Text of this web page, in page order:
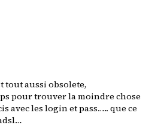
tout aussi obsolete,
pour trouver la moindre chose
avec les login et pass….. que ce